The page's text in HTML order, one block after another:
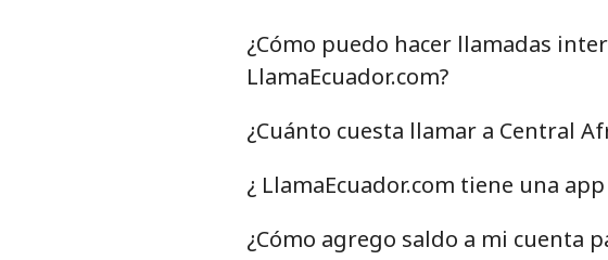
Línea fija
Celular ⁦71.5¢⁩
¿Cómo puedo hacer llamadas
LlamaEcuador.com?
¿Cuánto cuesta llamar a Central
¿ LlamaEcuador.com tiene una
¿Cómo agrego saldo a mi cuenta